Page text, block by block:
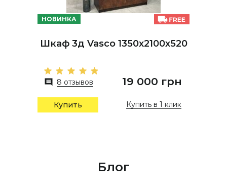
НОВИНКА
Шкаф 3д Vasco 1350х2100х520
8 отзывов 19 000 грн
Купить Купить в 1 клик
Блог